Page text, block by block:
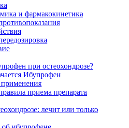
и фармакокинетика
при остеохондрозе?
Ибупрофен
приема препарата
лечит или только